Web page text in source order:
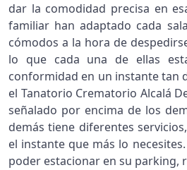
dar la comodidad precisa en
familiar han adaptado cada
cómodos a la hora de
lo que cada una de ellas
conformidad en un instante tan
el Tanatorio Crematorio Alcalá
señalado por encima de los
demás tiene diferentes
el instante que más lo
poder estacionar en su parking,